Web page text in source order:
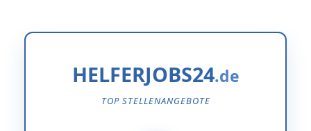
HELFERJOBS24
TOP STELLENANGEBOTE